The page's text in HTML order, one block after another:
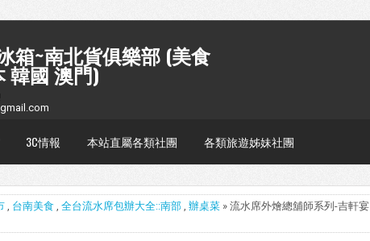
箱~南北貨俱樂部 (美食
韓國 澳門)
3C情報 本站直屬各類社團 各類旅遊姊妹社團
, 台南美食 , 全台流水席包辦大全::南部 , 辦桌菜 » 流水席外燴總舖師系列-吉軒宴